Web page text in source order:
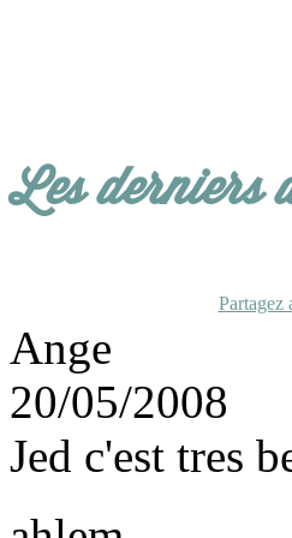
Les derniers
Partagez
Ange
20/05/2008
Jed c'est tres